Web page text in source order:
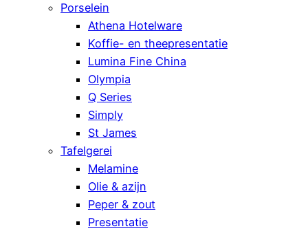
Porselein
Athena Hotelware
Koffie- en theepresentatie
Lumina Fine China
Olympia
Q Series
Simply
St James
Tafelgerei
Melamine
Olie & azijn
Peper & zout
Presentatie